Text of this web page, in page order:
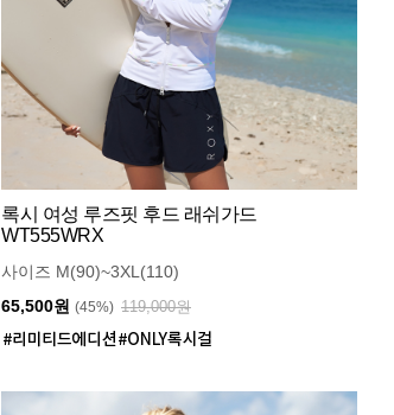
록시 여성 루즈핏 후드 래쉬가드
WT555WRX
사이즈 M(90)~3XL(110)
65,500원 (45%) 119,000원